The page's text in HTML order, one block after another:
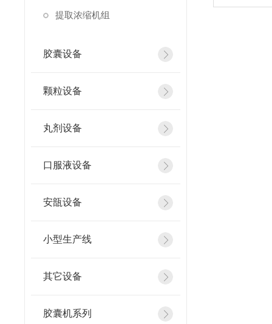
提取浓缩机组
胶囊设备
颗粒设备
丸剂设备
口服液设备
安瓿设备
小型生产线
其它设备
胶囊机系列